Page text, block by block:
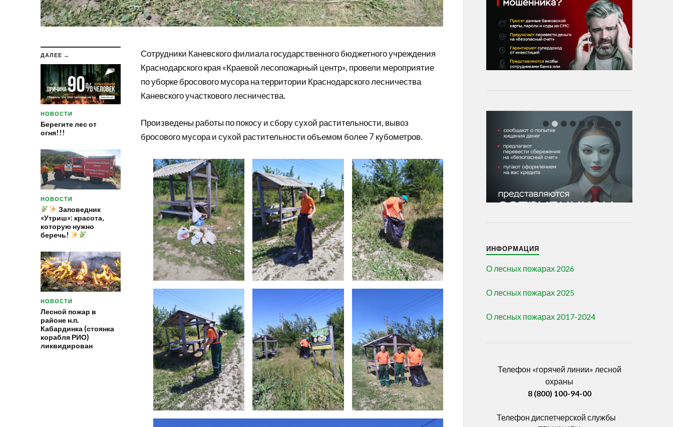
ДАЛЕЕ →
НОВОСТИ
Берегите лес от
огня!!!
НОВОСТИ
Заповедник
«Утриш»: красота,
которую нужно
беречь!
НОВОСТИ
Лесной пожар в
районе н.п.
Кабардинка (стоянка
корабля РИО)
ликвидирован
Сотрудники Каневского филиала государственного бюджетного учреждения
Краснодарского края «Краевой лесопожарный центр», провели мероприятие
по уборке бросового мусора на территории Краснодарского лесничества
Каневского участкового лесничества.
Произведены работы по покосу и сбору сухой растительности, вывоз
бросового мусора и сухой растительности объемом более 7 кубометров.
ИНФОРМАЦИЯ
О лесных пожарах 2026
О лесных пожарах 2025
О лесных пожарах 2017-2024
Телефон «горячей линии» лесной
охраны
8 (800) 100-94-00
Телефон диспетчерской службы